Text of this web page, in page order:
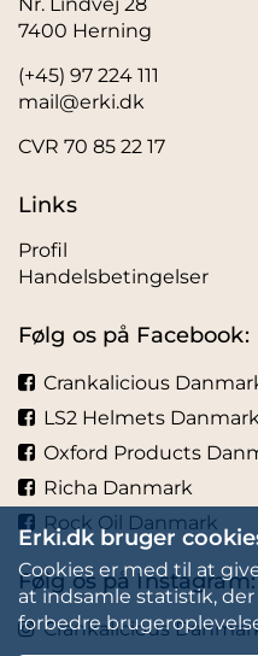
7400 Herning
(+45) 97 224 111
mail@erki.dk
CVR 70 85 22 17
Links
Profil
Handelsbetingelser
Følg os på Facebook:
Crankalicious
LS2 Helmets
Oxford Products
Richa Danmark
Rock Oil Danmark
Følg os på Instagram:
Crankalicious
Erki.dk bruger
Cookies er med til at
at indsamle statistik,
forbedre